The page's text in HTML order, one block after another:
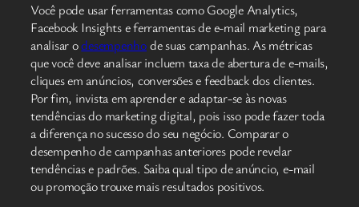
Você pode usar ferramentas como Google Analytics,
Facebook Insights e ferramentas de e-mail marketing para
analisar odesempenhode suas campanhas. As métricas
que você deve analisar incluem taxa de abertura de e-mails,
cliques em anúncios, conversões e feedback dos clientes.
Por fim, invista em aprender e adaptar-se às novas
tendências do marketing digital, pois isso pode fazer toda
a diferença no sucesso do seu negócio. Comparar o
desempenho de campanhas anteriores pode revelar
tendências e padrões. Saiba qual tipo de anúncio, e-mail
ou promoção trouxe mais resultados positivos.